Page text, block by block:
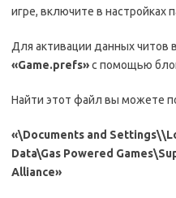
игре, включите в настройках
Для активации данных читов
«Game.prefs»с помощью
Найти этот файл вы можете
«\Documents and
Data\Gas Powered
Alliance»